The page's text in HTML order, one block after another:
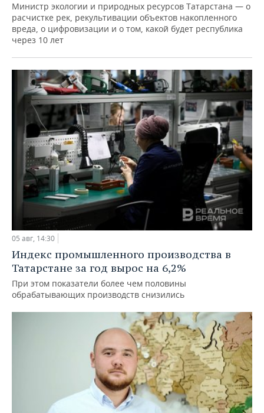
Министр экологии и природных ресурсов Татарстана — о
расчистке рек, рекультивации объектов накопленного
вреда, о цифровизации и о том, какой будет республика
через 10 лет
05 авг, 14:30
Индекс промышленного производства в
Татарстане за год вырос на 6,2%
При этом показатели более чем половины
обрабатывающих производств снизились